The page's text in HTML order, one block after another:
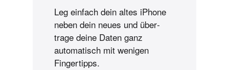
Leg einfach dein altes iPhone
neben dein neues und über­
trage deine Daten ganz
automatisch mit wenigen
Fingertipps.